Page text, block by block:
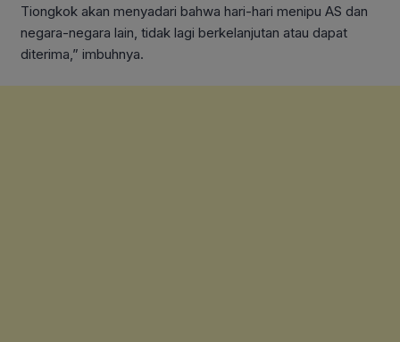
Tiongkok akan menyadari bahwa hari-hari menipu AS dan
negara-negara lain, tidak lagi berkelanjutan atau dapat
diterima,” imbuhnya.